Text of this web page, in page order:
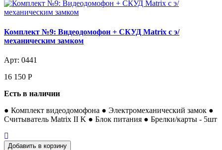
Комплект №9: Видеодомофон + СКУД Matrix с э/
механическим замком
Арт: 0441
16 150 Р
Есть в наличии
● Комплект видеодомофона ● Электромеханический замок ●
Считыватель Matrix II K ● Блок питания ● Брелки/карты - 5шт